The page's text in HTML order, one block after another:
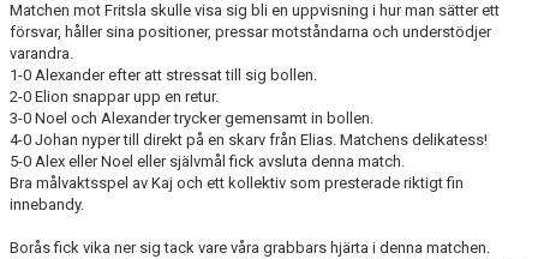
Matchen mot Fritsla skulle visa sig bli en uppvisning i hur man sätter ett
försvar, håller sina positioner, pressar motståndarna och understödjer
varandra.
1-0 Alexander efter att stressat till sig bollen.
2-0 Elion snappar upp en retur.
3-0 Noel och Alexander trycker gemensamt in bollen.
4-0 Johan nyper till direkt på en skarv från Elias. Matchens delikatess!
5-0 Alex eller Noel eller självmål fick avsluta denna match.
Bra målvaktsspel av Kaj och ett kollektiv som presterade riktigt fin
innebandy.
Borås fick vika ner sig tack vare våra grabbars hjärta i denna matchen.